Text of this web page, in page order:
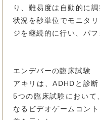
り、難易度は自動的に
状況を秒単位でモニタ
ジを継続的に行い、パ
エンデバーの臨床試験
アキリは、ADHDと診
5つの臨床試験におい
なるビデオゲームコン